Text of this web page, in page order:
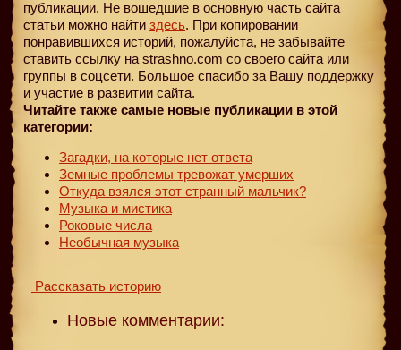
публикации. Не вошедшие в основную часть сайта
статьи можно найти здесь. При копировании
понравившихся историй, пожалуйста, не забывайте
ставить ссылку на strashno.com со своего сайта или
группы в соцсети. Большое спасибо за Вашу поддержку
и участие в развитии сайта.
Читайте также самые новые публикации в этой
категории:
Загадки, на которые нет ответа
Земные проблемы тревожат умерших
Откуда взялся этот странный мальчик?
Музыка и мистика
Роковые числа
Необычная музыка
Рассказать историю
Новые комментарии: